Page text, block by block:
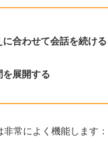
合わせて会話を続ける
展開する
常によく機能します：